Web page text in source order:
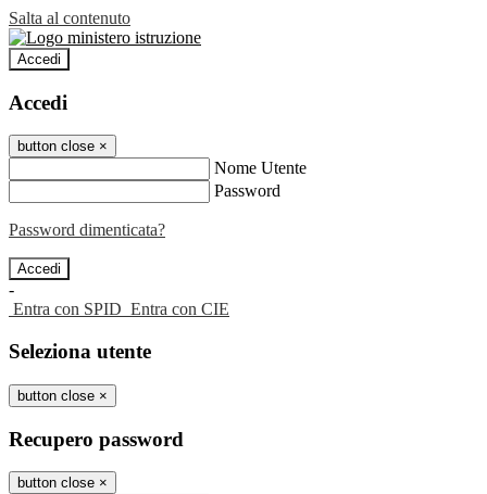
Salta al contenuto
Accedi
Accedi
button close ×
Nome Utente
Password
Password dimenticata?
-
Entra con SPID Entra con CIE
Seleziona utente
button close ×
Recupero password
button close ×